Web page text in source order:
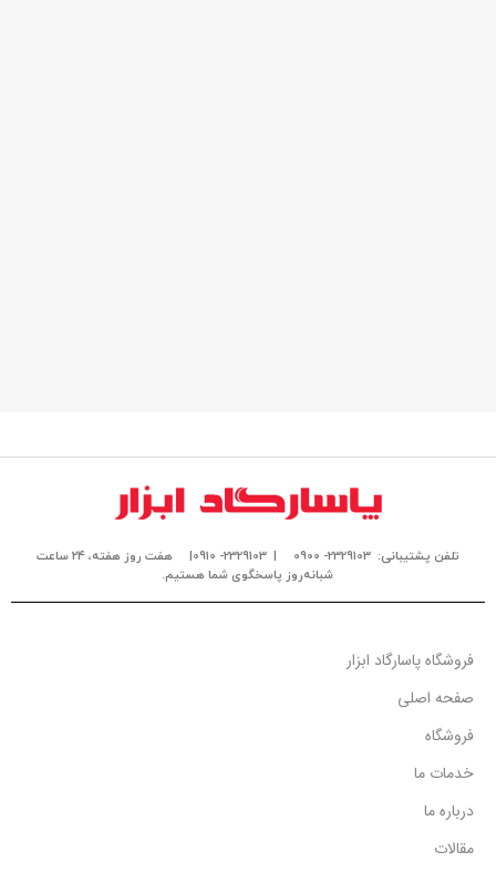
تلفن پشتیبانی: 2329103- 0900 | 2329103- 0910|
هفت روز هفته، ۲۴ ساعت
شبانه‌روز پاسخگوی شما هستیم.
فروشگاه پاسارگاد ابزار
صفحه اصلی
فروشگاه
خدمات ما
درباره ما
مقالات